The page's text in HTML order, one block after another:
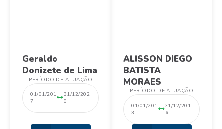
Geraldo
Donizete de Lima
PERÍODO DE ATUAÇÃO
01/01/201
7
31/12/202
0
ALISSON DIEGO
BATISTA
MORAES
PERÍODO DE ATUAÇÃO
01/01/201
3
31/12/201
6